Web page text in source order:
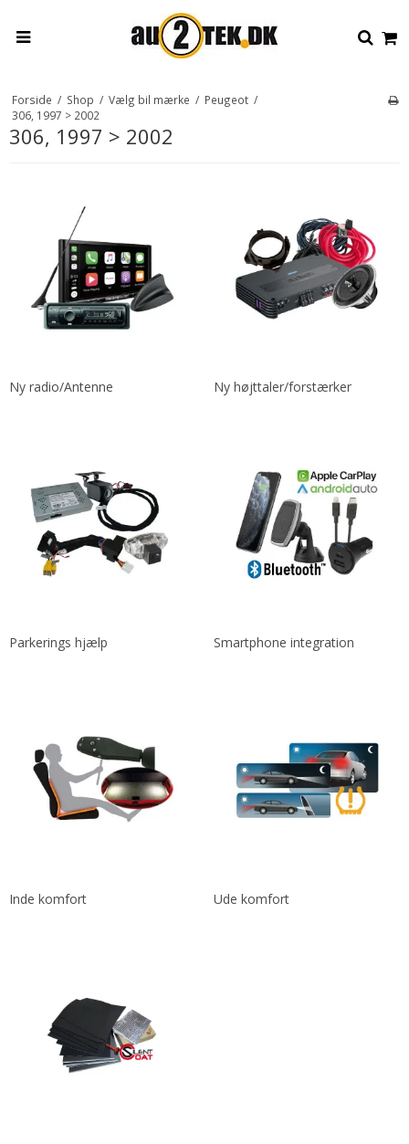
Forside / Shop / Vælg bil mærke / Peugeot /
306, 1997 > 2002
306, 1997 > 2002
Ny radio/Antenne Ny højttaler/forstærker
Parkerings hjælp Smartphone integration
Inde komfort Ude komfort